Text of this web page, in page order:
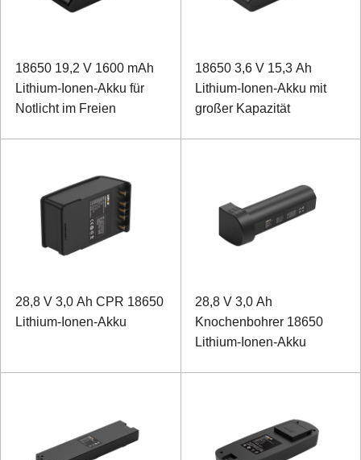
18650 19,2 V 1600 mAh
Lithium-Ionen-Akku für
Notlicht im Freien
18650 3,6 V 15,3 Ah
Lithium-Ionen-Akku mit
großer Kapazität
28,8 V 3,0 Ah CPR 18650
Lithium-Ionen-Akku
28,8 V 3,0 Ah
Knochenbohrer 18650
Lithium-Ionen-Akku